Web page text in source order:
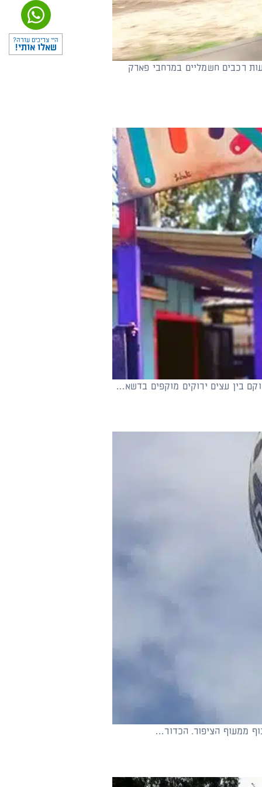
רכבים חשמליים במרחבי פארק
בין עצים ירוקים מוקפים בדשא…
ממעוף הציפור. הכדור…
היי צריכים עזרה?
שאלו אותי!